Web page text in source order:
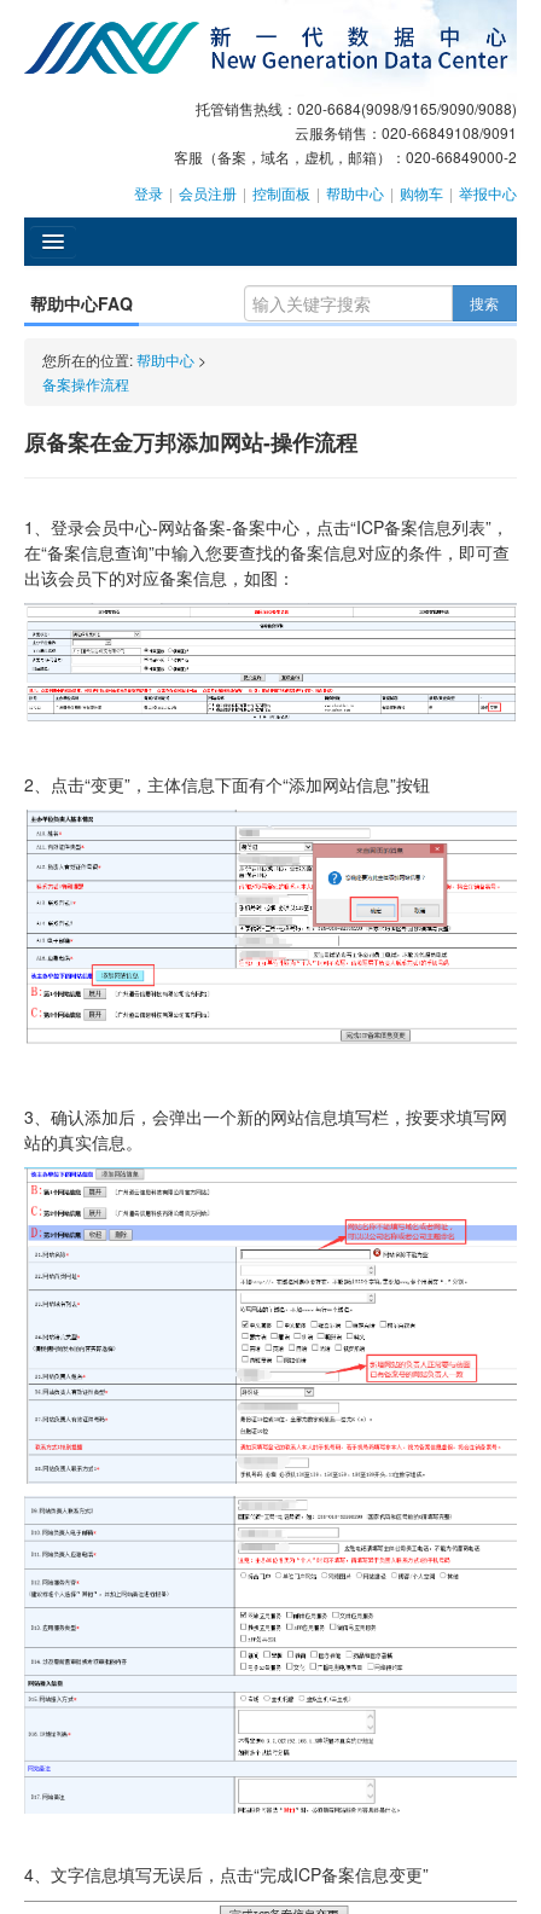
托管销售热线：020-6684(9098/9165/9090/9088)
云服务销售：020-66849108/9091
客服（备案，域名，虚机，邮箱）：020-66849000-2
登录 | 会员注册 | 控制面板 | 帮助中心 | 购物车 | 举报中心
GEO
AI客服
大模型服务
域名注册
虚拟主机
企业邮箱
SSL证书
云主机
客服中心
企业文化
帮助中心FAQ 搜索
您所在的位置:帮助中心 >
备案操作流程
原备案在金万邦添加网站-操作流程
1、登录会员中心-网站备案-备案中心，点击“ICP备案信息列表”，
在“备案信息查询”中输入您要查找的备案信息对应的条件，即可查
出该会员下的对应备案信息，如图：
2、点击“变更”，主体信息下面有个“添加网站信息”按钮
3、确认添加后，会弹出一个新的网站信息填写栏，按要求填写网
站的真实信息。
4、文字信息填写无误后，点击“完成ICP备案信息变更”